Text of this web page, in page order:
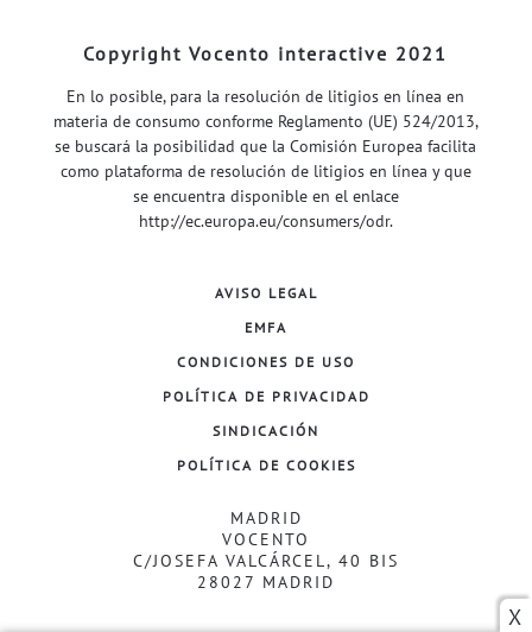
X
Copyright Vocento interactive 2021
En lo posible, para la resolución de litigios en línea en
materia de consumo conforme Reglamento (UE) 524/2013,
se buscará la posibilidad que la Comisión Europea facilita
como plataforma de resolución de litigios en línea y que
se encuentra disponible en el enlace
http://ec.europa.eu/consumers/odr.
AVISO LEGAL
EMFA
CONDICIONES DE USO
POLÍTICA DE PRIVACIDAD
SINDICACIÓN
POLÍTICA DE COOKIES
MADRID
VOCENTO
C/JOSEFA VALCÁRCEL, 40 BIS
28027 MADRID